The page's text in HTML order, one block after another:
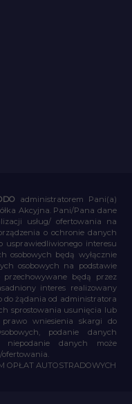
administratorem Pani(a)
Akcyjna. Pani/Pana dane
usług/ ofertowania na
o ochronie danych
usprawiedliwionego interesu
osobowych będą wyłącznie
osobowych na podstawie
przechowywane będą przez
interes realizowany
do żądania od administratora
sprostowania usunięcia lub
wniesienia skargi do
podanie danych
niepodanie danych może
OPŁAT AUTOSTRADOWYCH